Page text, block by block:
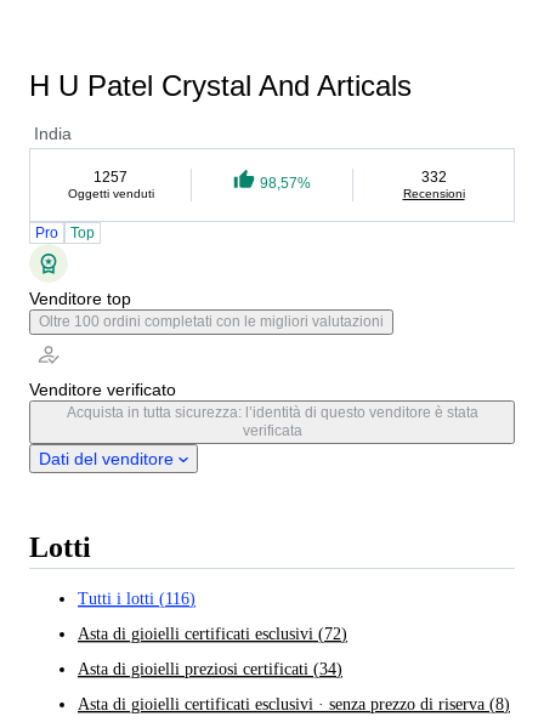
H U Patel Crystal And Articals
India
1257
Oggetti venduti
98,57% 332
Recensioni
Pro Top
Venditore top
Oltre 100 ordini completati con le migliori valutazioni
Venditore verificato
Acquista in tutta sicurezza: l’identità di questo venditore è stata
verificata
Dati del venditore
Lotti
Tutti i lotti (116)
Asta di gioielli certificati esclusivi (72)
Asta di gioielli preziosi certificati (34)
Asta di gioielli certificati esclusivi · senza prezzo di riserva (8)